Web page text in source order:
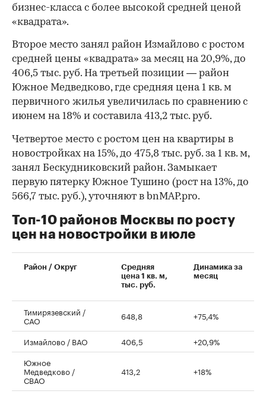
бизнес-класса с более высокой средней ценой
«квадрата».
Второе место занял район Измайлово с ростом
средней цены «квадрата» за месяц на 20,9%, до
406,5 тыс. руб. На третьей позиции — район
Южное Медведково, где средняя цена 1 кв. м
первичного жилья увеличилась по сравнению с
июнем на 18% и составила 413,2 тыс. руб.
00:00 / 00:00
Четвертое место с ростом цен на квартиры в
новостройках на 15%, до 475,8 тыс. руб. за 1 кв. м,
занял Бескудниковский район. Замыкает
первую пятерку Южное Тушино (рост на 13%, до
566,7 тыс. руб.), уточняют в bnMAP.pro.
Топ-10 районов Москвы по росту
цен на новостройки в июле
Район / Округ
Средняя
цена 1 кв. м,
тыс. руб.
Динамика за
месяц
Тимирязевский /
САО 648,8 +75,4%
Измайлово / ВАО 406,5
+20,9%
Южное
Медведково /
СВАО
413,2 +18%